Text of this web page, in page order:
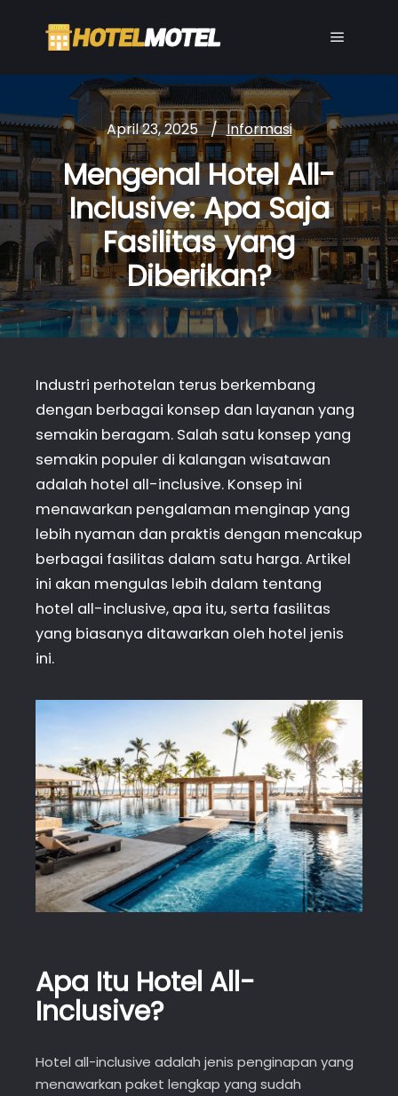
April 23, 2025 Informasi
Mengenal Hotel All-
Inclusive: Apa Saja
Fasilitas yang
Diberikan?
Industri perhotelan terus berkembang
dengan berbagai konsep dan layanan yang
semakin beragam. Salah satu konsep yang
semakin populer di kalangan wisatawan
adalah hotel all-inclusive. Konsep ini
menawarkan pengalaman menginap yang
lebih nyaman dan praktis dengan mencakup
berbagai fasilitas dalam satu harga. Artikel
ini akan mengulas lebih dalam tentang
hotel all-inclusive, apa itu, serta fasilitas
yang biasanya ditawarkan oleh hotel jenis
ini.
Apa Itu Hotel All-
Inclusive?
Hotel all-inclusive adalah jenis penginapan yang
menawarkan paket lengkap yang sudah